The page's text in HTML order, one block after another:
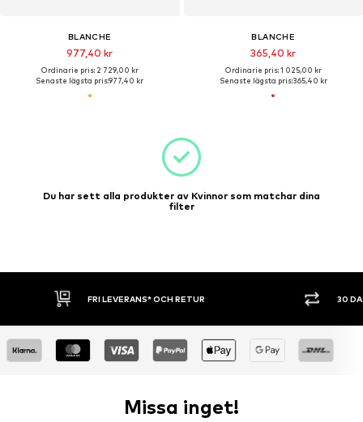
BLANCHE
977,40 kr
Ordinarie pris: 2 729,00 kr
Senaste lägsta pris:977,40 kr
BLANCHE
365,40 kr
Ordinarie pris: 1 025,00 kr
Senaste lägsta pris:365,40 kr
Du har sett alla produkter av Kvinnor som matchar dina
filter
FRI LEVERANS* OCH RETUR 30
Missa inget!